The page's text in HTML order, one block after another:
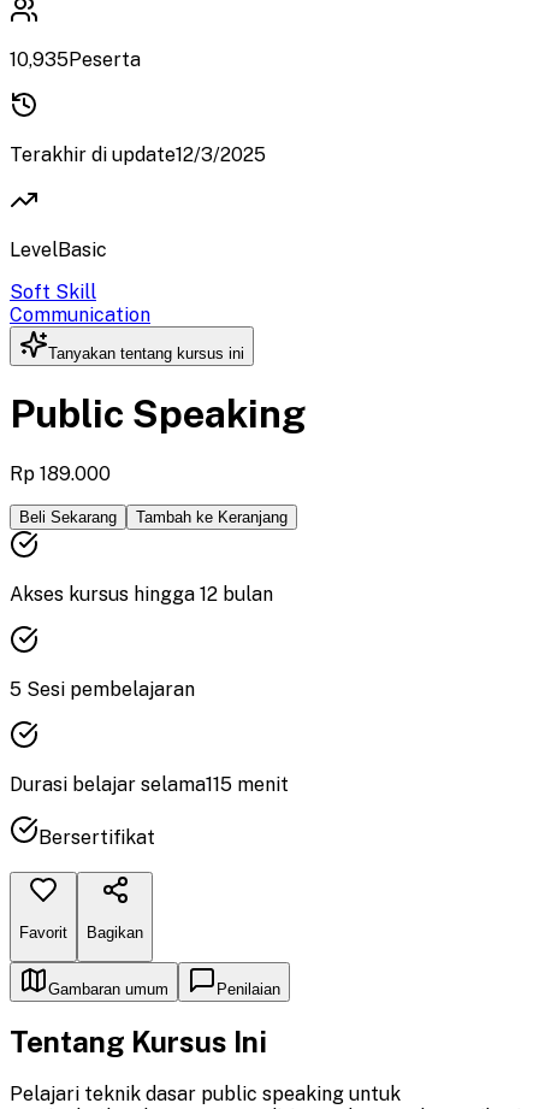
10,935Peserta
Terakhir di update12/3/2025
LevelBasic
Soft Skill
Communication
Tanyakan tentang kursus ini
Public Speaking
Rp 189.000
Beli Sekarang Tambah ke Keranjang
Akses kursus hingga 12 bulan
5 Sesi pembelajaran
Durasi belajar selama115 menit
Bersertifikat
Favorit Bagikan
Gambaran umum Penilaian
Tentang Kursus Ini
Pelajari teknik dasar public speaking untuk